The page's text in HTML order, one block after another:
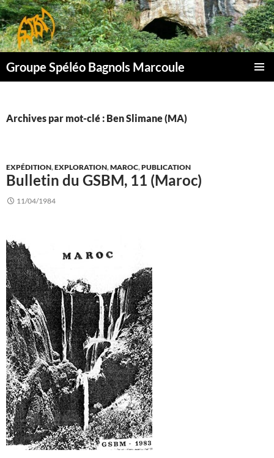
Aller
au
contenu
Groupe Spéléo Bagnols Marcoule
Archives par mot-clé : Ben Slimane (MA)
EXPÉDITION,EXPLORATION,MAROC,PUBLICATION
Bulletin du GSBM, 11 (Maroc)
11/04/1984